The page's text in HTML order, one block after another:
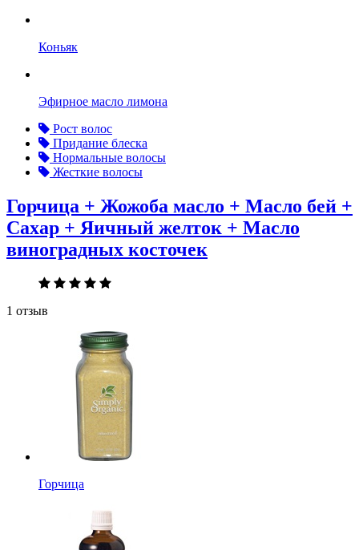
Коньяк
Эфирное масло лимона
Рост волос
Придание блеска
Нормальные волосы
Жесткие волосы
Горчица + Жожоба масло + Масло бей +
Сахар + Яичный желток + Масло
виноградных косточек
1 отзыв
Горчица